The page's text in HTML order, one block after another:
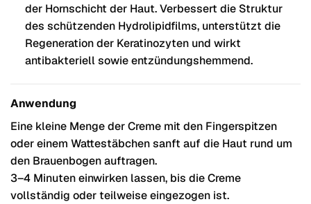
der Hornschicht der Haut. Verbessert die Struktur
des schützenden Hydrolipidfilms, unterstützt die
Regeneration der Keratinozyten und wirkt
antibakteriell sowie entzündungshemmend.
Anwendung
Eine kleine Menge der Creme mit den Fingerspitzen
oder einem Wattestäbchen sanft auf die Haut rund um
den Brauenbogen auftragen.
3–4 Minuten einwirken lassen, bis die Creme
vollständig oder teilweise eingezogen ist.